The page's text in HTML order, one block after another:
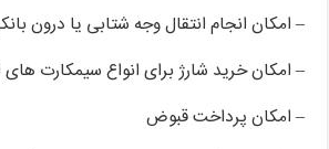
– امکان انجام انتقال وجه شتابی یا درون
– امکان خرید شارژ برای انواع سیمکارت های
– امکان پرداخت قبوض